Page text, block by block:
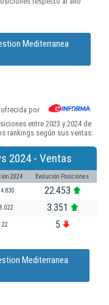
Mediterranea
por
entre 2023 y 2024 de
rankings según sus ventas:
2024 - Ventas
2024 Evolución Posiciones
22.453
3.351
22 5
Mediterranea